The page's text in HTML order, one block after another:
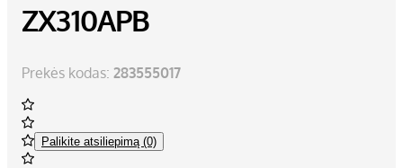
ZX310APB
Prekės kodas: 283555017
Palikite atsiliepimą (0)